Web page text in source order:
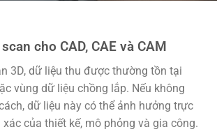
cho CAD, CAE và CAM
3D, dữ liệu thu được thường tồn tại
vùng dữ liệu chồng lắp. Nếu không
dữ liệu này có thể ảnh hưởng trực
của thiết kế, mô phỏng và gia công.